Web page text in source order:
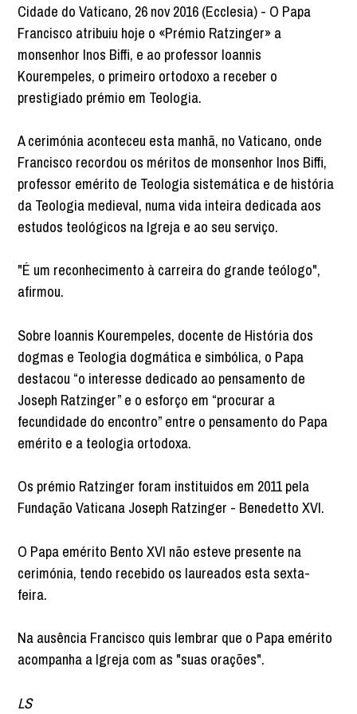
Cidade do Vaticano, 26 nov 2016 (Ecclesia) - O Papa
Francisco atribuiu hoje o «Prémio Ratzinger» a
monsenhor Inos Biffi, e ao professor Ioannis
Kourempeles, o primeiro ortodoxo a receber o
prestigiado prémio em Teologia.
A cerimónia aconteceu esta manhã, no Vaticano, onde
Francisco recordou os méritos de monsenhor Inos Biffi,
professor emérito de Teologia sistemática e de história
da Teologia medieval, numa vida inteira dedicada aos
estudos teológicos na Igreja e ao seu serviço.
"É um reconhecimento à carreira do grande teólogo",
afirmou.
Sobre Ioannis Kourempeles, docente de História dos
dogmas e Teologia dogmática e simbólica, o Papa
destacou “o interesse dedicado ao pensamento de
Joseph Ratzinger” e o esforço em “procurar a
fecundidade do encontro” entre o pensamento do Papa
emérito e a teologia ortodoxa.
Os prémio Ratzinger foram instituidos em 2011 pela
Fundação Vaticana Joseph Ratzinger - Benedetto XVI.
O Papa emérito Bento XVI não esteve presente na
cerimónia, tendo recebido os laureados esta sexta-
feira.
Na ausência Francisco quis lembrar que o Papa emérito
acompanha a Igreja com as "suas orações".
LS